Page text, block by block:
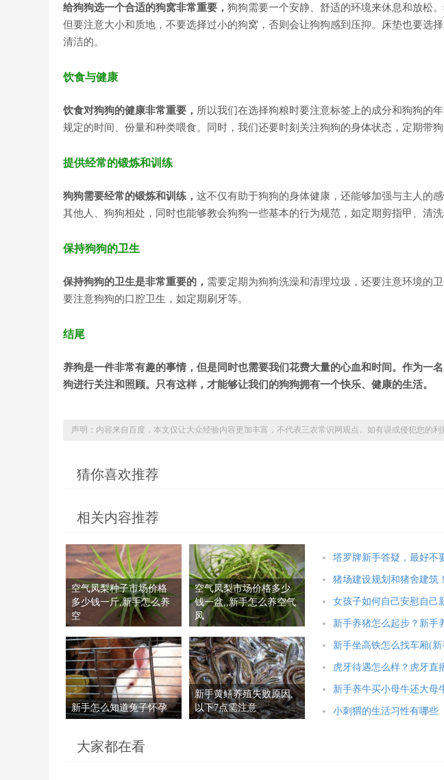
给狗狗选一个合适的狗窝非常重要， 狗狗需要一个安静、舒适的环境来休息和放松
但要注意大小和质地，不要选择过小的狗窝，否则会让狗狗感到压抑。床垫也要选
清洁的。
饮食与健康
饮食对狗狗的健康非常重要， 所以我们在选择狗粮时要注意标签上的成分和狗狗的
规定的时间、份量和种类喂食。同时，我们还要时刻关注狗狗的身体状态，定期带
提供经常的锻炼和训练
狗狗需要经常的锻炼和训练， 这不仅有助于狗狗的身体健康，还能够加强与主人的
其他人、狗狗相处，同时也能够教会狗狗一些基本的行为规范，如定期剪指甲、清洗
保持狗狗的卫生
保持狗狗的卫生是非常重要的， 需要定期为狗狗洗澡和清理垃圾，还要注意环境的
要注意狗狗的口腔卫生，如定期刷牙等。
结尾
养狗是一件非常有趣的事情，但是同时也需要我们花费大量的心血和时间。作为一
狗进行关注和照顾。只有这样，才能够让我们的狗狗拥有一个快乐、健康的生活。
声明：内容来自百度，本文仅让大众经验内容更加丰富，不代表三农常识网观点。如有误或侵犯您的利
猜你喜欢推荐
相关内容推荐
空气凤梨种子市场价格
多少钱一斤,新手怎么养
空
空气凤梨市场价格多少
钱一盆,,新手怎么养空气
凤
新手怎么知道兔子怀孕
新手黄鳝养殖失败原因,
以下7点需注意
塔罗牌新手答疑，最好不
猪场建设规划和猪舍建筑
女孩子如何自己安慰自己
新手养猪怎么起步？新手
新手坐高铁怎么找车厢(
虎牙待遇怎么样？虎牙直
新手养牛买小母牛还大母
小刺猬的生活习性有哪些
大家都在看